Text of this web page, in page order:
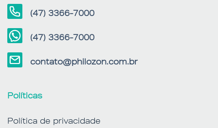
(47) 3366-7000
(47) 3366-7000
contato@philozon.com.br
Políticas
Política de privacidade